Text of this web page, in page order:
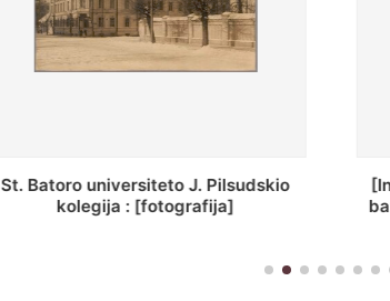
[Inventorius ir duomenys apie Selcų
bazilijonų vienuolyną, Rečycos pav.]